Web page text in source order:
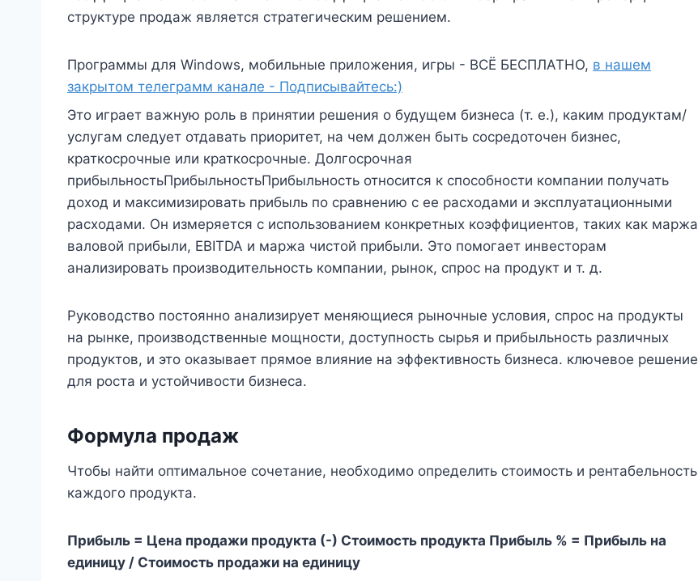
структуре продаж является стратегическим решением.
Программы для Windows, мобильные приложения, игры - ВСЁ БЕСПЛАТНО, в нашем
закрытом телеграмм канале - Подписывайтесь:)
Это играет важную роль в принятии решения о будущем бизнеса (т. е.), каким продуктам/
услугам следует отдавать приоритет, на чем должен быть сосредоточен бизнес,
краткосрочные или краткосрочные. Долгосрочная
прибыльностьПрибыльностьПрибыльность относится к способности компании получать
доход и максимизировать прибыль по сравнению с ее расходами и эксплуатационными
расходами. Он измеряется с использованием конкретных коэффициентов, таких как маржа
валовой прибыли, EBITDA и маржа чистой прибыли. Это помогает инвесторам
анализировать производительность компании, рынок, спрос на продукт и т. д.
Руководство постоянно анализирует меняющиеся рыночные условия, спрос на продукты
на рынке, производственные мощности, доступность сырья и прибыльность различных
продуктов, и это оказывает прямое влияние на эффективность бизнеса. ключевое решение
для роста и устойчивости бизнеса.
Формула продаж
Чтобы найти оптимальное сочетание, необходимо определить стоимость и рентабельность
каждого продукта.
Прибыль = Цена продажи продукта (-) Стоимость продукта Прибыль % = Прибыль на
единицу / Стоимость продажи на единицу